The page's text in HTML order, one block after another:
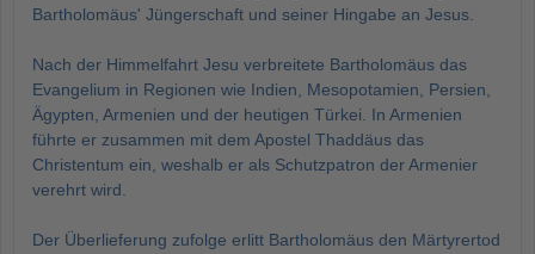
Bartholomäus' Jüngerschaft und seiner Hingabe an Jesus.
Nach der Himmelfahrt Jesu verbreitete Bartholomäus das
Evangelium in Regionen wie Indien, Mesopotamien, Persien,
Ägypten, Armenien und der heutigen Türkei. In Armenien
führte er zusammen mit dem Apostel Thaddäus das
Christentum ein, weshalb er als Schutzpatron der Armenier
verehrt wird.
Der Überlieferung zufolge erlitt Bartholomäus den Märtyrertod